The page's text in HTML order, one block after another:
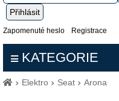
Zapomenuté heslo Registrace
KATEGORIE
Elektro Seat Arona